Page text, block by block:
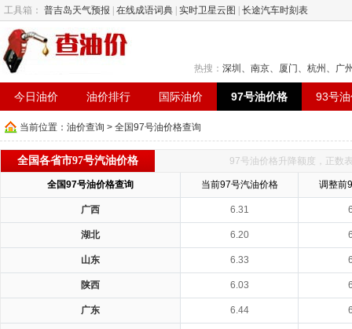
热搜： 深圳 、 南京、 厦门、 杭州 、 广
今日油价 油价排行 国际油价 97号油价格 93号
工具箱： 普吉岛天气预报 在线成语词典 实时卫星云图 长途汽车时刻表
当前位置： 油价查询 > 全国97号油价格查询
全国各省市97号汽油价格
全国97号油价格查询 当前97号汽油价格 调整前
广西 6.31
湖北 6.20
山东 6.33
陕西 6.03
广东 6.44
97号油价格升降额度，正数